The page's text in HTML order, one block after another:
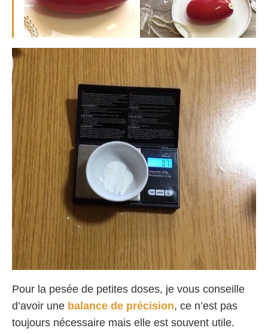
Pour la pesée de petites doses, je vous conseille
d’avoir une balance de précision, ce n’est pas
toujours nécessaire mais elle est souvent utile.